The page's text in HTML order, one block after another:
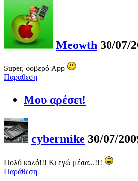
Meowth 30/07/
Super, φοβερό App
Παράθεση
Μου αρέσει!
cybermike 30/07/
Πολύ καλό!!! Κι εγώ μέσα...!!!
Παράθεση